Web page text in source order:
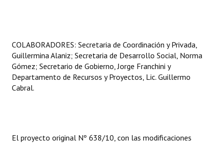
COLABORADORES: Secretaria de Coordinación y Privada,
Guillermina Alaniz; Secretaria de Desarrollo Social, Norma
Gómez; Secretario de Gobierno, Jorge Franchini y
Departamento de Recursos y Proyectos, Lic. Guillermo
Cabral.
El proyecto original Nº 638/10, con las modificaciones